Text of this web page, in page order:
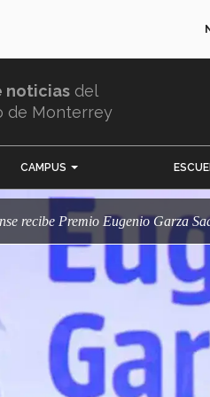
noticias del
de Monterrey
CAMPUS
recibe Premio Eugenio Garza